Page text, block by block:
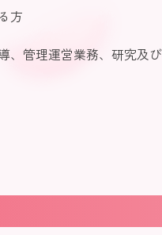
方
、管理運営業務、研究及